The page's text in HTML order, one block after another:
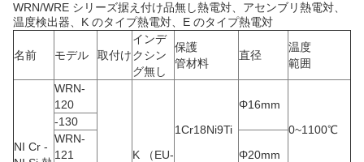
WRN/WRE シリーズ据え付け品無し熱電対、アセンブリ熱電対、
温度検出器、K のタイプ熱電対、E のタイプ熱電対
名前 モデル 取付け
インデ
クシン
グ無し
保護
管材料
直径
温度
範囲
NI Cr -
WRN-
120
K （EU-
1Cr18Ni9Ti
Φ16mm
0~1100℃
-130
WRN-
121
Φ20mm